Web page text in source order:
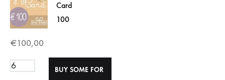
Card
100
€100,00